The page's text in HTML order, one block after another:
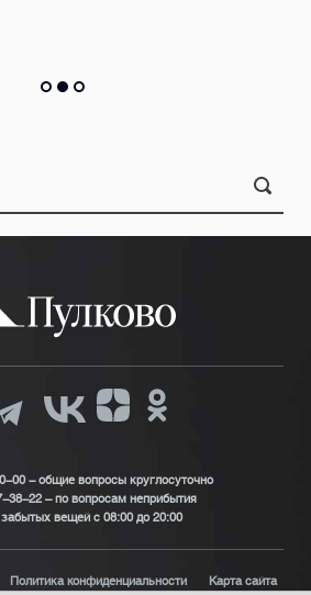
00 - общие вопросы круглосуточно
38-22 – по вопросам неприбытия
вещей с 08:00 до 20:00
Политика конфиденциальности Карта сайта